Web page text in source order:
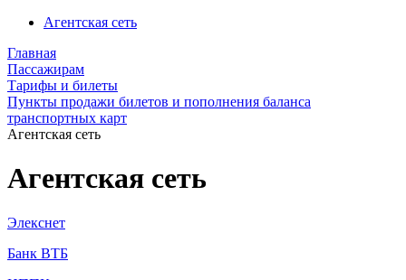
Агентская сеть
Главная
Пассажирам
Тарифы и билеты
Пункты продажи билетов и пополнения баланса
транспортных карт
Агентская сеть
Агентская сеть
Элекснет
Банк ВТБ